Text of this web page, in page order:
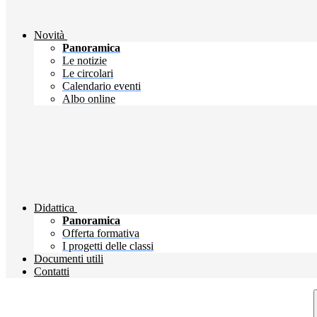
Novità
Panoramica
Le notizie
Le circolari
Calendario eventi
Albo online
Didattica
Panoramica
Offerta formativa
I progetti delle classi
Documenti utili
Contatti